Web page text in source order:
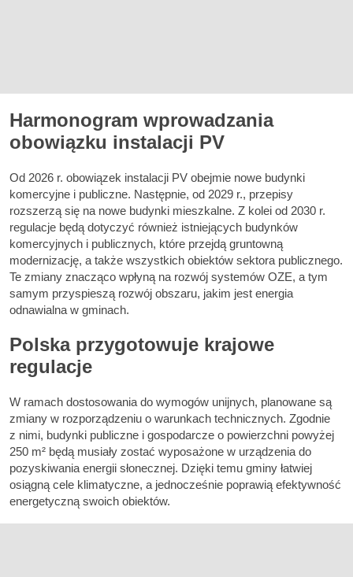
Harmonogram wprowadzania
obowiązku instalacji PV
Od 2026 r. obowiązek instalacji PV obejmie nowe budynki
komercyjne i publiczne. Następnie, od 2029 r., przepisy
rozszerzą się na nowe budynki mieszkalne. Z kolei od 2030 r.
regulacje będą dotyczyć również istniejących budynków
komercyjnych i publicznych, które przejdą gruntowną
modernizację, a także wszystkich obiektów sektora publicznego.
Te zmiany znacząco wpłyną na rozwój systemów OZE, a tym
samym przyspieszą rozwój obszaru, jakim jest energia
odnawialna w gminach.
Polska przygotowuje krajowe
regulacje
W ramach dostosowania do wymogów unijnych, planowane są
zmiany w rozporządzeniu o warunkach technicznych. Zgodnie
z nimi, budynki publiczne i gospodarcze o powierzchni powyżej
250 m² będą musiały zostać wyposażone w urządzenia do
pozyskiwania energii słonecznej. Dzięki temu gminy łatwiej
osiągną cele klimatyczne, a jednocześnie poprawią efektywność
energetyczną swoich obiektów.